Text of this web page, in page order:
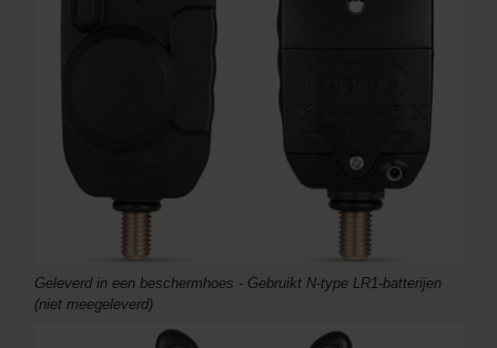
Geleverd in een beschermhoes - Gebruikt N-type LR1-batterijen
(niet meegeleverd)